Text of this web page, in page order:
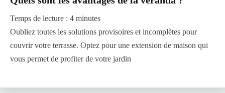
Temps de lecture : 4 minutes
Oubliez toutes les solutions provisoires et incomplètes pour
couvrir votre terrasse. Optez pour une extension de maison qui
vous permet de profiter de votre jardin